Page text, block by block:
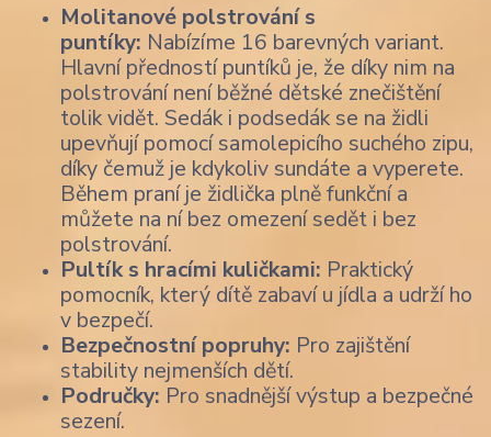
Molitanové polstrování s
puntíky: Nabízíme 16 barevných variant.
Hlavní předností puntíků je, že díky nim na
polstrování není běžné dětské znečištění
tolik vidět. Sedák i podsedák se na židli
upevňují pomocí samolepicího suchého zipu,
díky čemuž je kdykoliv sundáte a vyperete.
Během praní je židlička plně funkční a
můžete na ní bez omezení sedět i bez
polstrování.
Pultík s hracími kuličkami: Praktický
pomocník, který dítě zabaví u jídla a udrží ho
v bezpečí.
Bezpečnostní popruhy: Pro zajištění
stability nejmenších dětí.
Područky: Pro snadnější výstup a bezpečné
sezení.